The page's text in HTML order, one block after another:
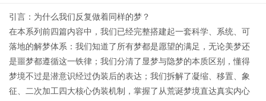
引言：为什么我们反复做着同样的梦？
在本系列前四篇内容中，我们已经完整搭建起一套科学、系统、可
落地的解梦体系：我们知道了 所有梦都是愿望的满足 ，无论美梦还
是噩梦都遵循这一铁律；我们分清了 显梦与隐梦的本质区别，懂得
梦境不过是潜意识经过伪装后的表达；我们拆解了凝缩、移置、象
征、二次加工四大核心伪装机制，掌握了从荒诞梦境直达真实内心